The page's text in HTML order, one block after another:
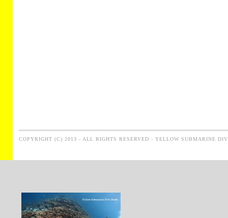
COPYRIGHT (C) 2013 - ALL RIGHTS RESERVED - YELLOW SUBMARINE